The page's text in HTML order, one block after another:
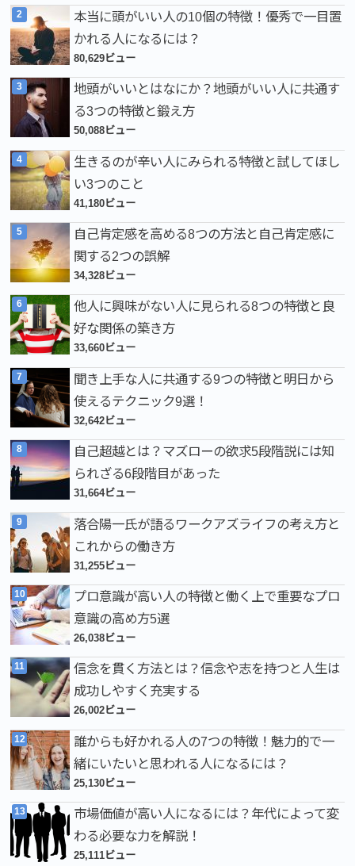
本当に頭がいい人の10個の特徴！優秀で一目置
かれる人になるには？
80,629ビュー
地頭がいいとはなにか？地頭がいい人に共通す
る3つの特徴と鍛え方
50,088ビュー
生きるのが辛い人にみられる特徴と試してほし
い3つのこと
41,180ビュー
自己肯定感を高める8つの方法と自己肯定感に
関する2つの誤解
34,328ビュー
他人に興味がない人に見られる8つの特徴と良
好な関係の築き方
33,660ビュー
聞き上手な人に共通する9つの特徴と明日から
使えるテクニック9選！
32,642ビュー
自己超越とは？マズローの欲求5段階説には知
られざる6段階目があった
31,664ビュー
落合陽一氏が語るワークアズライフの考え方と
これからの働き方
31,255ビュー
プロ意識が高い人の特徴と働く上で重要なプロ
意識の高め方5選
26,038ビュー
信念を貫く方法とは？信念や志を持つと人生は
成功しやすく充実する
26,002ビュー
誰からも好かれる人の7つの特徴！魅力的で一
緒にいたいと思われる人になるには？
25,130ビュー
市場価値が高い人になるには？年代によって変
わる必要な力を解説！
25,111ビュー